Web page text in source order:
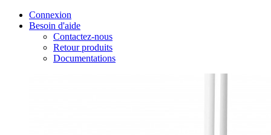
Connexion
Besoin d'aide
Contactez-nous
Retour produits
Documentations